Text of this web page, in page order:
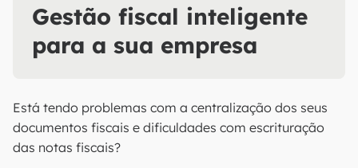
Gestão fiscal inteligente
para a sua empresa
Está tendo problemas com a centralização dos seus
documentos fiscais e dificuldades com escrituração
das notas fiscais?